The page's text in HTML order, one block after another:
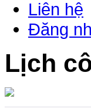
Liên hệ
Đăng
Lịch